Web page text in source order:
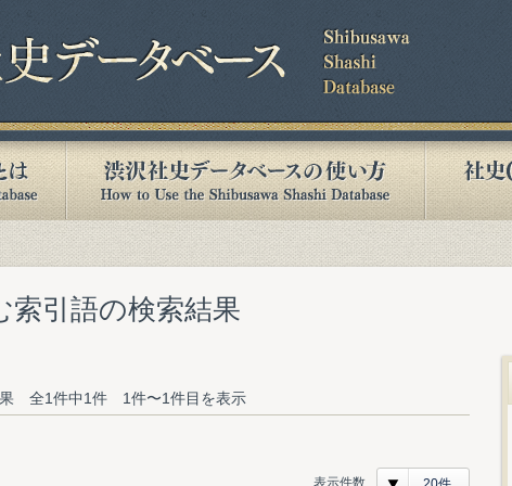
索引語の検索結果
果 全1件中1件 1件〜1件目を表示
表示件数